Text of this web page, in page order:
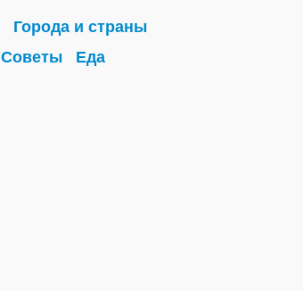
Города и страны
Советы Еда